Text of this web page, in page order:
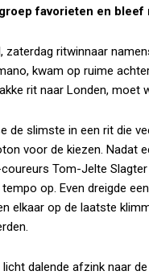
favorieten en bleef
zaterdag ritwinnaar
kwam op ruime
rit naar Londen, moet
de slimste in een rit die
voor de kiezen. Nadat
Tom-Jelte
op. Even dreigde
elkaar op de laatste
licht dalende afzink naar